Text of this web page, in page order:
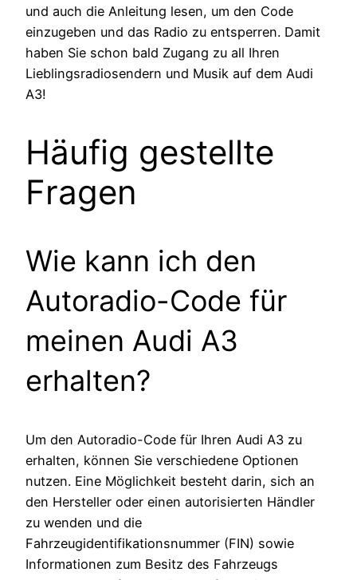
und auch die Anleitung lesen, um den Code
einzugeben und das Radio zu entsperren. Damit
haben Sie schon bald Zugang zu all Ihren
Lieblingsradiosendern und Musik auf dem Audi
A3!
Häufig gestellte
Fragen
Wie kann ich den
Autoradio-Code für
meinen Audi A3
erhalten?
Um den Autoradio-Code für Ihren Audi A3 zu
erhalten, können Sie verschiedene Optionen
nutzen. Eine Möglichkeit besteht darin, sich an
den Hersteller oder einen autorisierten Händler
zu wenden und die
Fahrzeugidentifikationsnummer (FIN) sowie
Informationen zum Besitz des Fahrzeugs